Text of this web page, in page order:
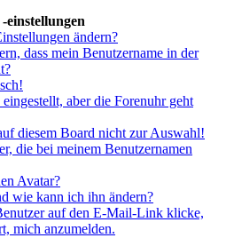
einstellungen
ändern?
dass mein Benutzername in der
aber die Forenuhr geht
diesem Board nicht zur Auswahl!
die bei meinem Benutzernamen
Avatar?
wie kann ich ihn ändern?
auf den E-Mail-Link klicke,
mich anzumelden.